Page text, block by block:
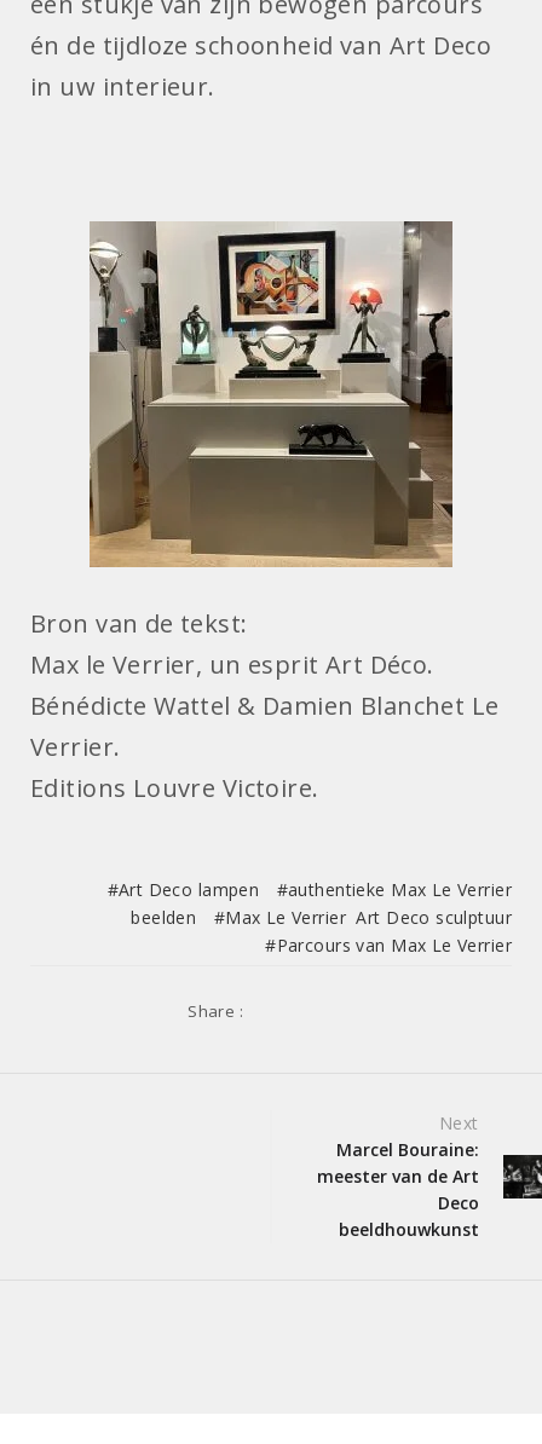
én de tijdloze schoonheid van Art Deco
in uw interieur.
Bron van de tekst:
Max le Verrier, un esprit Art Déco.
Bénédicte Wattel & Damien Blanchet Le
Verrier.
Editions Louvre Victoire.
Art Deco lampen
authentieke Max Le Verrier
beelden
Max Le Verrier Art Deco sculptuur
Parcours van Max Le Verrier
Share :
Next
Marcel Bouraine:
meester van de Art
Deco
beeldhouwkunst